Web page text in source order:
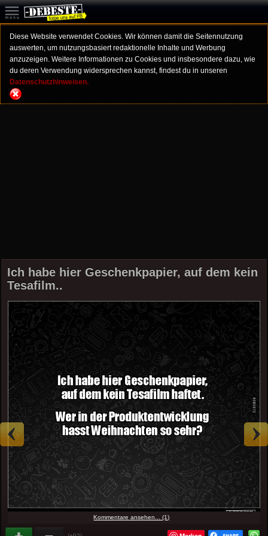
Diese Website verwendet Cookies. Wir können damit die Seitennutzung
auswerten, um nutzungsbasiert redaktionelle Inhalte und Werbung
anzuzeigen. Weitere Informationen zu Cookies und insbesondere dazu, wie
du deren Verwendung widersprechen kannst, findest du in unseren
Datenschutzhinweisen.
Ich habe hier Geschenkpapier, auf dem kein
Tesafilm..
Kommentare ansehen... (1)